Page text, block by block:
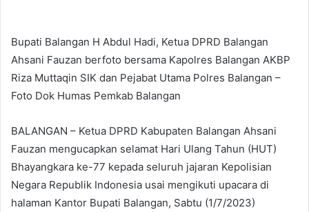
Bupati Balangan H Abdul Hadi, Ketua DPRD Balangan
Ahsani Fauzan berfoto bersama Kapolres Balangan AKBP
Riza Muttaqin SIK dan Pejabat Utama Polres Balangan –
Foto Dok Humas Pemkab Balangan
BALANGAN – Ketua DPRD Kabupaten Balangan Ahsani
Fauzan mengucapkan selamat Hari Ulang Tahun (HUT)
Bhayangkara ke-77 kepada seluruh jajaran Kepolisian
Negara Republik Indonesia usai mengikuti upacara di
halaman Kantor Bupati Balangan, Sabtu (1/7/2023)